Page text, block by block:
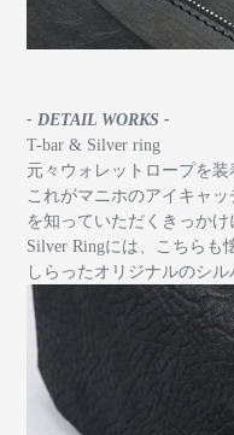
- DETAIL WORKS -
T-bar & Silver ring
元々ウォレットロープを装
これがマニホのアイキャ
を知っていただくきっかけ
Silver Ringには、こちらも
しらったオリジナルのシ